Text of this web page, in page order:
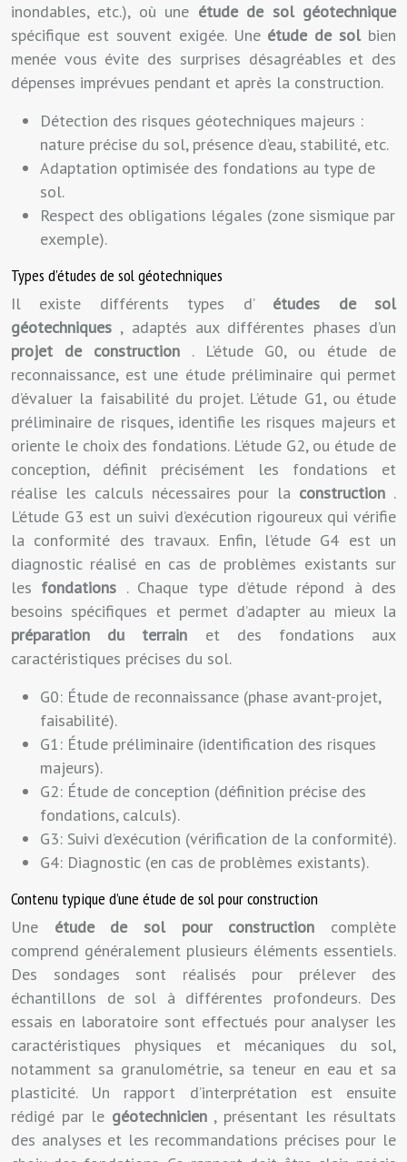
inondables, etc.), où une étude de sol géotechnique
spécifique est souvent exigée. Une étude de sol bien
menée vous évite des surprises désagréables et des
dépenses imprévues pendant et après la construction.
Détection des risques géotechniques majeurs :
nature précise du sol, présence d’eau, stabilité, etc.
Adaptation optimisée des fondations au type de
sol.
Respect des obligations légales (zone sismique par
exemple).
Types d’études de sol géotechniques
Il existe différents types d’ études de sol
géotechniques , adaptés aux différentes phases d’un
projet de construction . L’étude G0, ou étude de
reconnaissance, est une étude préliminaire qui permet
d’évaluer la faisabilité du projet. L’étude G1, ou étude
préliminaire de risques, identifie les risques majeurs et
oriente le choix des fondations. L’étude G2, ou étude de
conception, définit précisément les fondations et
réalise les calculs nécessaires pour la construction .
L’étude G3 est un suivi d’exécution rigoureux qui vérifie
la conformité des travaux. Enfin, l’étude G4 est un
diagnostic réalisé en cas de problèmes existants sur
les fondations . Chaque type d’étude répond à des
besoins spécifiques et permet d’adapter au mieux la
préparation du terrain et des fondations aux
caractéristiques précises du sol.
G0: Étude de reconnaissance (phase avant-projet,
faisabilité).
G1: Étude préliminaire (identification des risques
majeurs).
G2: Étude de conception (définition précise des
fondations, calculs).
G3: Suivi d’exécution (vérification de la conformité).
G4: Diagnostic (en cas de problèmes existants).
Contenu typique d’une étude de sol pour construction
Une étude de sol pour construction complète
comprend généralement plusieurs éléments essentiels.
Des sondages sont réalisés pour prélever des
échantillons de sol à différentes profondeurs. Des
essais en laboratoire sont effectués pour analyser les
caractéristiques physiques et mécaniques du sol,
notamment sa granulométrie, sa teneur en eau et sa
plasticité. Un rapport d’interprétation est ensuite
rédigé par le géotechnicien , présentant les résultats
des analyses et les recommandations précises pour le